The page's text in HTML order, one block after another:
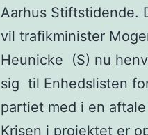
Aarhus Stiftstidende.
vil trafikminister
Heunicke (S) nu
sig til Enhedslisten
partiet med i en
Krisen i projektet er